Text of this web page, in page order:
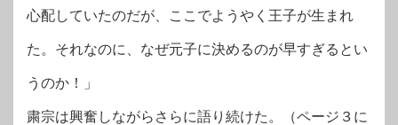
心配していたのだが、ここでようやく王子が生まれ
た。それなのに、なぜ元子に決めるのが早すぎるとい
うのか！」
粛宗は興奮しながらさらに語り続けた。（ページ３に